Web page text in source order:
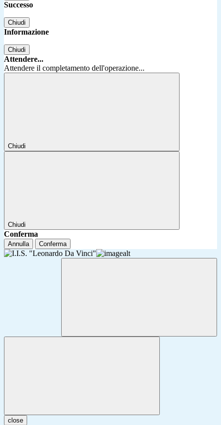
Successo
Chiudi
Informazione
Chiudi
Attendere...
Attendere il completamento dell'operazione...
Chiudi
Chiudi
Conferma
Annulla Conferma
close